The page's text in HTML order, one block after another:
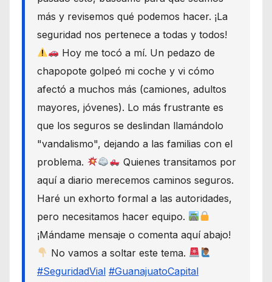
más y revisemos qué podemos hacer. ¡La
seguridad nos pertenece a todas y todos!
Hoy me tocó a mí. Un pedazo de
chapopote golpeó mi coche y vi cómo
afectó a muchos más (camiones, adultos
mayores, jóvenes). Lo más frustrante es
que los seguros se deslindan llamándolo
"vandalismo", dejando a las familias con el
problema.
Quienes transitamos por
aquí a diario merecemos caminos seguros.
Haré un exhorto formal a las autoridades,
pero necesitamos hacer equipo.
¡Mándame mensaje o comenta aquí abajo!
No vamos a soltar este tema.
#SeguridadVial #GuanajuatoCapital